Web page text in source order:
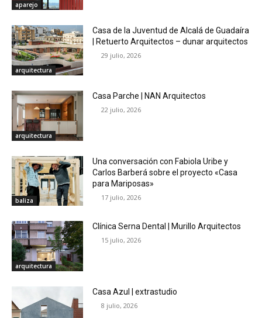
aparejo
arquitectura
Casa de la Juventud de Alcalá de Guadaíra
| Retuerto Arquitectos – dunar arquitectos
29 julio, 2026
arquitectura
Casa Parche | NAN Arquitectos
22 julio, 2026
baliza
Una conversación con Fabiola Uribe y
Carlos Barberá sobre el proyecto «Casa
para Mariposas»
17 julio, 2026
arquitectura
Clínica Serna Dental | Murillo Arquitectos
15 julio, 2026
Casa Azul | extrastudio
8 julio, 2026